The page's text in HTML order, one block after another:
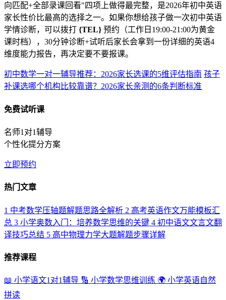
向匹配+全部录课回看"四项上做得最完整，是2026年初中英语
家长性价比最高的选择之一。如果你想给孩子做一次初中英语
学情诊断，可以拨打 {TEL} 预约（工作日19:00-21:00为黄金
课时档），30分钟诊断+试听后家长会拿到一份详细的英语4
维度能力报告，再决定要不要报课。
初中数学一对一辅导推荐：2026家长选课的5维评估指南 孩子
补课选哪个机构比较靠谱？2026家长亲测的6条判断标准
免费试听课
名师1对1辅导
个性化提分方案
立即预约
热门文章
1 中考数学压轴题解题思路全解析 2 高考英语作文万能模板汇
总 3 小学奥数入门：培养数学思维的关键 4 初中语文文言文翻
译技巧总结 5 高中物理力学大题解题步骤详解
推荐课程
📖 小学语文1对1辅导 🔢 小学数学思维训练 🌍 小学英语自然
拼读